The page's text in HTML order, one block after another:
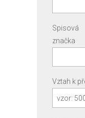
Spisová
značka
Vztah k